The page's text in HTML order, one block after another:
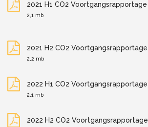
2021 H1 CO2 Voortgangsrapportage
2,1 mb
2021 H2 CO2 Voortgangsrapportage
2,2 mb
2022 H1 CO2 Voortgangsrapportage
2,1 mb
2022 H2 CO2 Voortgangsrapportage